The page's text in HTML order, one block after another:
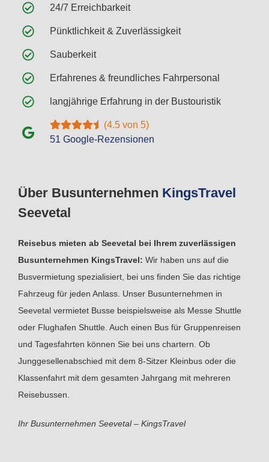
Über Busunternehmen KingsTravel
Seevetal
Reisebus mieten ab Seevetal bei Ihrem zuverlässigen
Busunternehmen KingsTravel: Wir haben uns auf die
Busvermietung spezialisiert, bei uns finden Sie das richtige
Fahrzeug für jeden Anlass. Unser Busunternehmen in
Seevetal vermietet Busse beispielsweise als Messe Shuttle
oder Flughafen Shuttle. Auch einen Bus für Gruppenreisen
und Tagesfahrten können Sie bei uns chartern. Ob
Junggesellenabschied mit dem 8-Sitzer Kleinbus oder die
Klassenfahrt mit dem gesamten Jahrgang mit mehreren
Reisebussen.
Ihr Busunternehmen Seevetal – KingsTravel
24/7 Erreichbarkeit
Pünktlichkeit & Zuverlässigkeit
Sauberkeit
Erfahrenes & freundliches Fahrpersonal
langjährige Erfahrung in der Bustouristik
(4.5 von 5)
51 Google-Rezensionen